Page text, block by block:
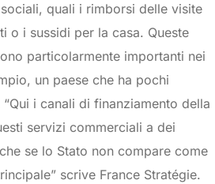
quali i rimborsi delle visite
o i sussidi per la casa. Queste
particolarmente importanti nei
un paese che ha pochi
i canali di finanziamento della
servizi commerciali a dei
se lo Stato non compare come
scrive France Stratégie.